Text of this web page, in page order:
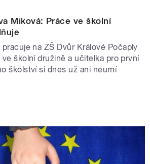
Miková: Práce ve školní
na ZŠ Dvůr Králové Počaply
školní družině a učitelka pro první
školství si dnes už ani neumí